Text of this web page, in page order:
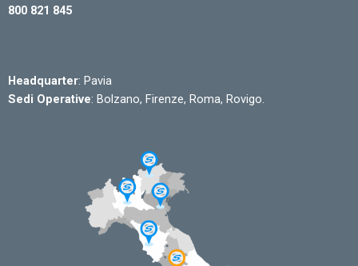
800 821 845
Headquarter: Pavia
Sedi Operative: Bolzano, Firenze, Roma, Rovigo.